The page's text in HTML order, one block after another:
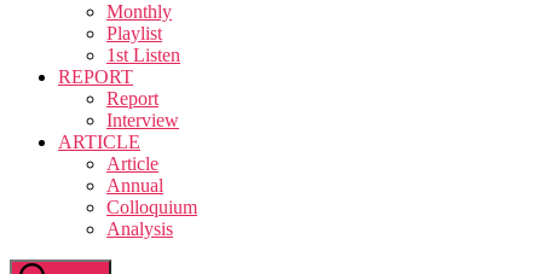
Monthly
Playlist
1st Listen
REPORT
Report
Interview
ARTICLE
Article
Annual
Colloquium
Analysis